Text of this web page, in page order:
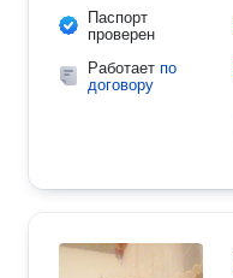
Паспорт
проверен
Работает по
договору